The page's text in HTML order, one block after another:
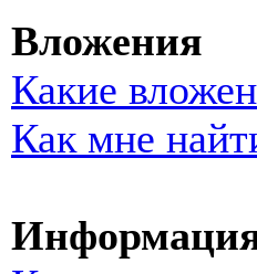
Вложения
Какие
Как мне